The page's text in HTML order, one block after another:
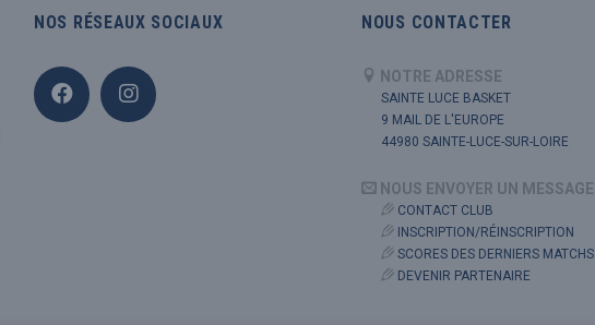
NOS RÉSEAUX SOCIAUX NOUS CONTACTER
NOTRE ADRESSE
SAINTE LUCE BASKET
9 MAIL DE L'EUROPE
44980 SAINTE-LUCE-SUR-LOIRE
NOUS ENVOYER UN MESSAGE
CONTACT CLUB
INSCRIPTION/RÉINSCRIPTION
SCORES DES DERNIERS MATCHS
DEVENIR PARTENAIRE